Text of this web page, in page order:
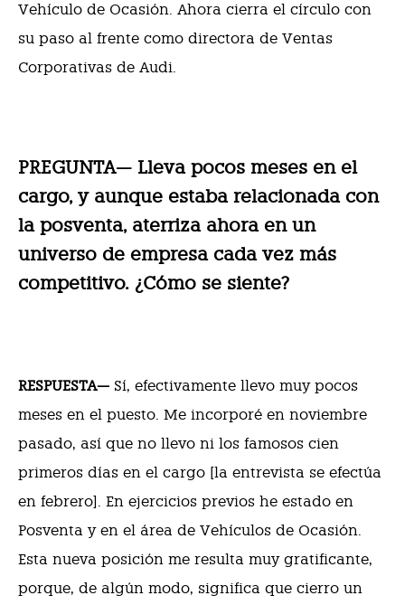
Vehículo de Ocasión. Ahora cierra el círculo con
su paso al frente como directora de Ventas
Corporativas de Audi.
PREGUNTA— Lleva pocos meses en el
cargo, y aunque estaba relacionada con
la posventa, aterriza ahora en un
universo de empresa cada vez más
competitivo. ¿Cómo se siente?
RESPUESTA— Sí, efectivamente llevo muy pocos
meses en el puesto. Me incorporé en noviembre
pasado, así que no llevo ni los famosos cien
primeros días en el cargo [la entrevista se efectúa
en febrero]. En ejercicios previos he estado en
Posventa y en el área de Vehículos de Ocasión.
Esta nueva posición me resulta muy gratificante,
porque, de algún modo, significa que cierro un